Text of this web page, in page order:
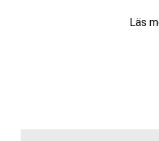
automatisk
Läs